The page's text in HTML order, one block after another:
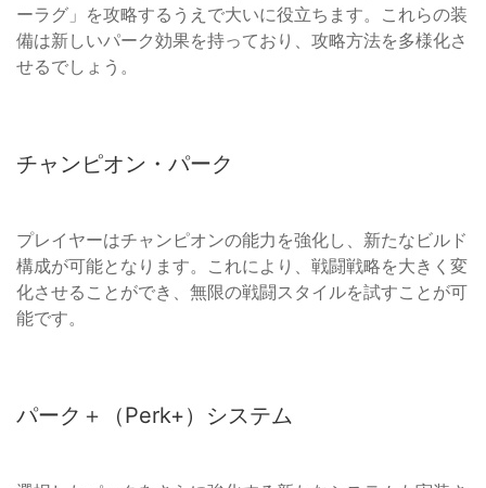
ーラグ」を攻略するうえで大いに役立ちます。これらの装
備は新しいパーク効果を持っており、攻略方法を多様化さ
せるでしょう。
チャンピオン・パーク
プレイヤーはチャンピオンの能力を強化し、新たなビルド
構成が可能となります。これにより、戦闘戦略を大きく変
化させることができ、無限の戦闘スタイルを試すことが可
能です。
パーク＋（Perk+）システム